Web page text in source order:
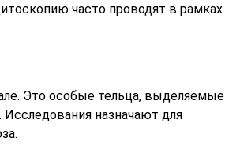
часто проводят в рамках
Это особые тельца, выделяемые
назначают для